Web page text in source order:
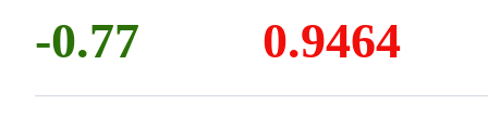
-0.77 0.9464